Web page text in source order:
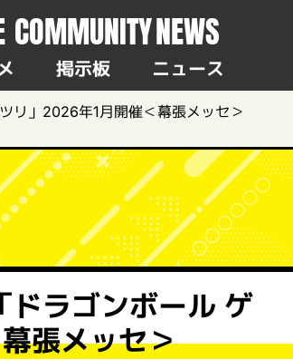
COMMUNITY
掲示板
NEWS
ニュース
リ」2026年1月開催＜幕張メッセ＞
ドラゴンボール ゲ
張メッセ＞